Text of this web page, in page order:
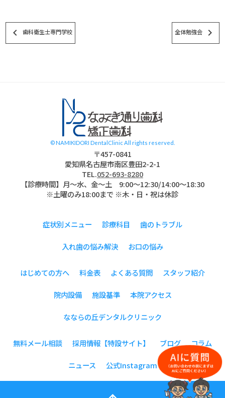
keyboard_arrow_left 歯科衛生士専門学校 全体勉強会 keyboard_arrow_right
© NAMIKIDORI DentalClinic All rights reserved.
〒457-0841
愛知県名古屋市南区豊田2-2-1
TEL.052-693-8280
【診療時間】月〜水、金～土 9:00〜12:30/14:00～18:30
※土曜のみ18:00まで ※木・日・祝は休診
症状別メニュー 診療科目 歯のトラブル
入れ歯の悩み解決 お口の悩み
はじめての方へ 料金表 よくある質問 スタッフ紹介
院内設備 施設基準 本院アクセス
なならの丘デンタルクリニック
無料メール相談 採用情報【特設サイト】 ブログ コラム
ニュース 公式Instagram